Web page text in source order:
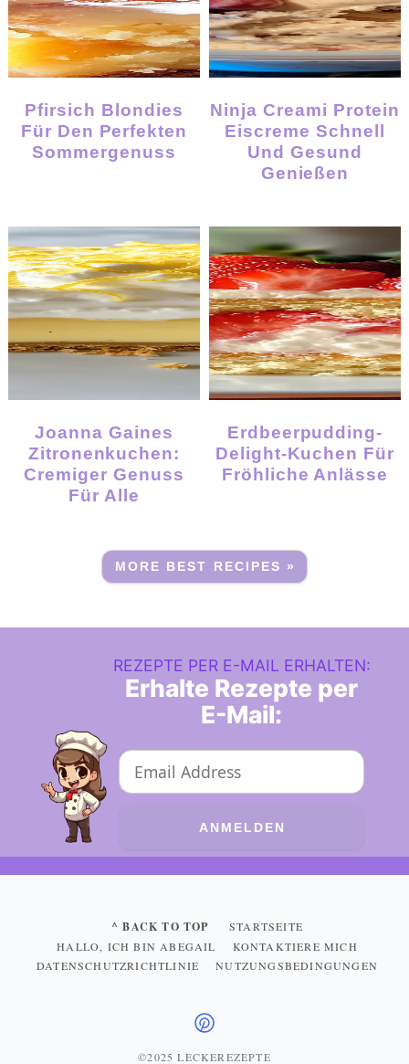
Pfirsich Blondies
Für Den Perfekten
Sommergenuss
Ninja Creami Protein
Eiscreme Schnell
Und Gesund
Genießen
Joanna Gaines
Zitronenkuchen:
Cremiger Genuss
Für Alle
Erdbeerpudding-
Delight-Kuchen Für
Fröhliche Anlässe
MORE BEST RECIPES »
REZEPTE PER E-MAIL ERHALTEN:
Erhalte Rezepte per
E-Mail:
^ BACK TO TOP
STARTSEITE
HALLO, ICH BIN ABEGAIL
KONTAKTIERE MICH
DATENSCHUTZRICHTLINIE
NUTZUNGSBEDINGUNGEN
©2025 LECKEREZEPTE